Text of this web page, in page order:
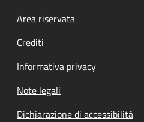
Footer menu
Area riservata
Crediti
Informativa privacy
Note legali
Dichiarazione di accessibilità